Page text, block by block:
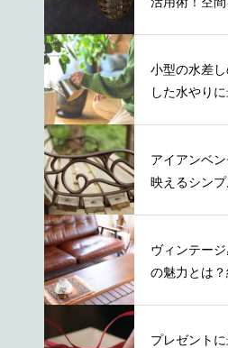
小型の水差
した水やり
アイアンベ
映えるシン
ヴィンテー
の魅力とは
プレゼント